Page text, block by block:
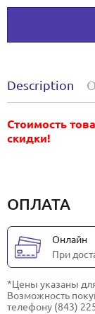
Description
Стоимость
скидки!
ОПЛАТА
Онлайн
При
*Цены указаны
Возможность
телефону (843)